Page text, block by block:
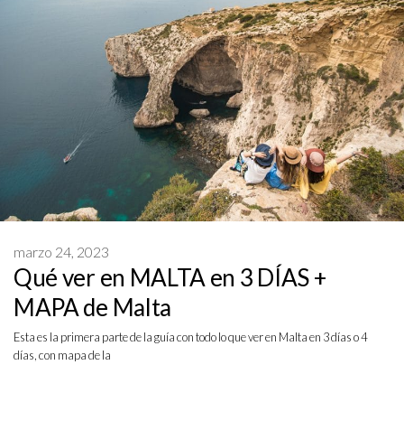
Qué ver en MALTA en 3 DÍAS +
MAPA de Malta
marzo 24, 2023
Esta es la primera parte de la guía con todo lo que ver en Malta en 3 días o 4
días, con mapa de la